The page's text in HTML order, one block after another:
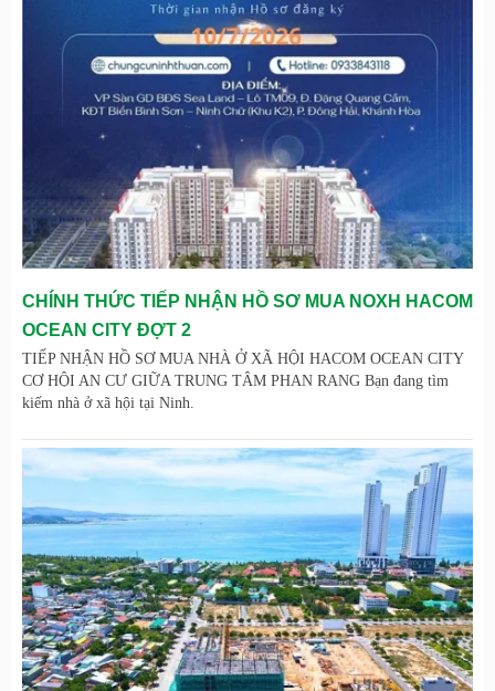
CHÍNH THỨC TIẾP NHẬN HỒ SƠ MUA NOXH HACOM
OCEAN CITY ĐỢT 2
TIẾP NHẬN HỒ SƠ MUA NHÀ Ở XÃ HỘI HACOM OCEAN CITY
CƠ HỘI AN CƯ GIỮA TRUNG TÂM PHAN RANG Bạn đang tìm
kiếm nhà ở xã hội tại Ninh.